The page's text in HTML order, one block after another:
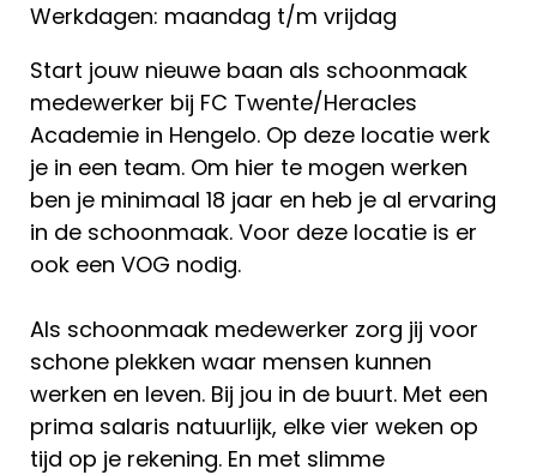
Werkdagen: maandag t/m vrijdag
Start jouw nieuwe baan als schoonmaak
medewerker bij FC Twente/Heracles
Academie in Hengelo. Op deze locatie werk
je in een team. Om hier te mogen werken
ben je minimaal 18 jaar en heb je al ervaring
in de schoonmaak. Voor deze locatie is er
ook een VOG nodig.
Als schoonmaak medewerker zorg jij voor
schone plekken waar mensen kunnen
werken en leven. Bij jou in de buurt. Met een
prima salaris natuurlijk, elke vier weken op
tijd op je rekening. En met slimme